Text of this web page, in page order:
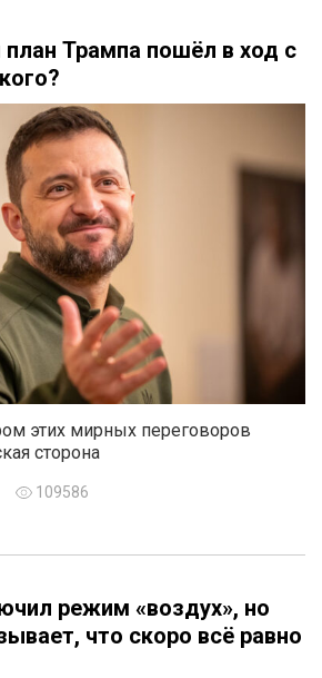
Трампа пошёл в ход с
этих мирных переговоров
сторона
109586
режим «воздух», но
что скоро всё равно